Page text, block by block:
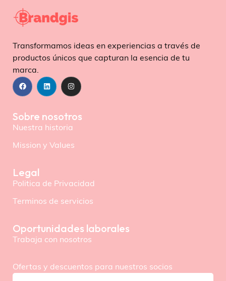
Transformamos ideas en experiencias a través de
productos únicos que capturan la esencia de tu
marca.
Sobre nosotros
Nuestra historia
Mission y Values
Legal
Politica de Privacidad
Terminos de servicios
Oportunidades laborales
Trabaja con nosotros
Ofertas y descuentos para nuestros socios